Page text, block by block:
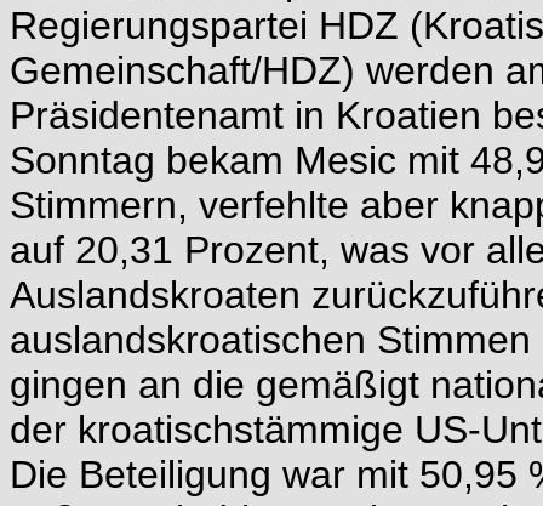
Regierungspartei HDZ
Gemeinschaft/HDZ) werden
Präsidentenamt in Kroatien
Sonntag bekam Mesic mit
Stimmern, verfehlte aber
auf 20,31 Prozent, was vor
Auslandskroaten
auslandskroatischen
gingen an die gemäßigt
der kroatischstämmige US-
Die Beteiligung war mit 50,95